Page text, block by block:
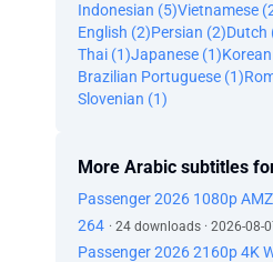
هذه الأسئلة؟
معرفة هذا؟
طبيب الرعاية الأولية.
لست بحاجة للتبول.
قلت لك؟
سريعة.
- تبا!
Indonesian (5)Vietnamese
English (2)Persian (2)Dutch
Thai (1)Japanese (1)
Brazilian Portuguese (1)
Slovenian (1)
More Arabic subtitles
Passenger 2026 1080p
264 · 24 downloads · 2026-08-
Passenger 2026 2160p 4K